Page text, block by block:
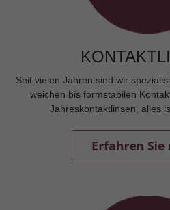
Seit vielen Jahren sind wir
weichen bis formstabilen
Jahreskontaktlinsen, alles